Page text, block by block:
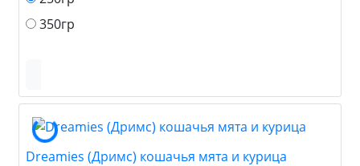
350гр
Dreamies (Дримс) кошачья мята и курица